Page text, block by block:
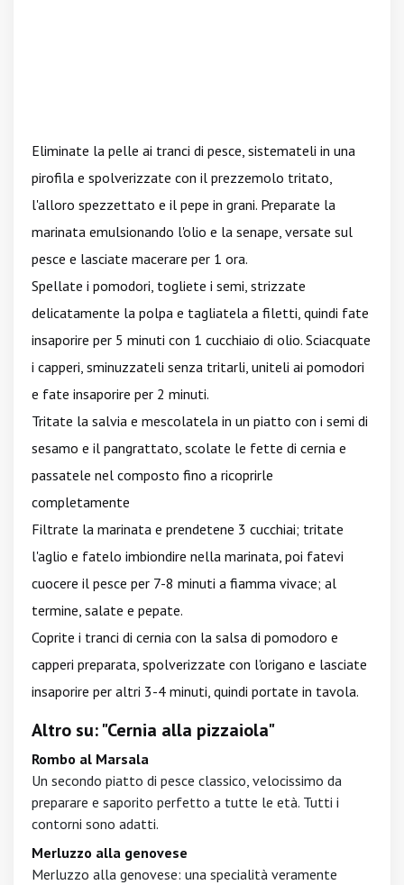
Eliminate la pelle ai tranci di pesce, sistemateli in una
pirofila e spolverizzate con il prezzemolo tritato,
l'alloro spezzettato e il pepe in grani. Preparate la
marinata emulsionando l'olio e la senape, versate sul
pesce e lasciate macerare per 1 ora.
Spellate i pomodori, togliete i semi, strizzate
delicatamente la polpa e tagliatela a filetti, quindi fate
insaporire per 5 minuti con 1 cucchiaio di olio. Sciacquate
i capperi, sminuzzateli senza tritarli, uniteli ai pomodori
e fate insaporire per 2 minuti.
Tritate la salvia e mescolatela in un piatto con i semi di
sesamo e il pangrattato, scolate le fette di cernia e
passatele nel composto fino a ricoprirle
completamente
Filtrate la marinata e prendetene 3 cucchiai; tritate
l'aglio e fatelo imbiondire nella marinata, poi fatevi
cuocere il pesce per 7-8 minuti a fiamma vivace; al
termine, salate e pepate.
Coprite i tranci di cernia con la salsa di pomodoro e
capperi preparata, spolverizzate con l'origano e lasciate
insaporire per altri 3-4 minuti, quindi portate in tavola.
Altro su: "Cernia alla pizzaiola"
Rombo al Marsala
Un secondo piatto di pesce classico, velocissimo da
preparare e saporito perfetto a tutte le età. Tutti i
contorni sono adatti.
Merluzzo alla genovese
Merluzzo alla genovese: una specialità veramente